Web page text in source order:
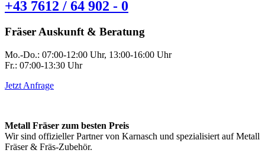
+43 7612 / 64 902 - 0
Fräser Auskunft & Beratung
Mo.-Do.: 07:00-12:00 Uhr, 13:00-16:00 Uhr
Fr.: 07:00-13:30 Uhr
Jetzt Anfrage
Metall Fräser zum besten Preis
Wir sind offizieller Partner von Karnasch und spezialisiert auf Metall
Fräser & Fräs-Zubehör.